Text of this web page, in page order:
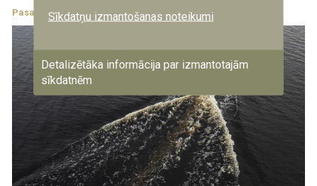
Pasaulē 12.03.2024
Sīkdatņu izmantošanas noteikumi
Detalizētāka informācija par izmantotajām
sīkdatnēm